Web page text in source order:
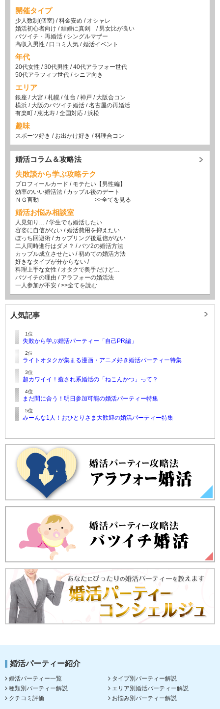
開催タイプ
少人数制(個室) /料金安め / オシャレ
婚活初心者向け /結婚に真剣 / 男女比が良い
バツイチ・再婚活 / シングルマザー
高収入男性 / 口コミ人気 /婚活イベント
年代
20代女性 /30代男性 /40代アラフォー世代
50代アラフィフ世代 / シニア向き
エリア
銀座 / 大宮 /札幌 /仙台 /神戸 / 大阪合コン
横浜 / 大阪のバツイチ婚活 /名古屋の再婚活
有楽町 /恵比寿 /全国対応 /浜松
趣味
スポーツ好き / お出かけ好き /料理合コン
婚活コラム＆攻略法
失敗談から学ぶ攻略テク
プロフィールカード / モテたい【男性編】
効率のいい婚活法 / カップル後のデート
ＮＧ言動
>>全てを見る
婚活お悩み相談室
人見知り… /学生でも婚活したい
容姿に自信がない /婚活費用を抑えたい
ぼっち回避術 / カップリング後返信がない
二人同時進行はダメ？ /バツ2の婚活方法
カップル成立させたい /初めての婚活方法
好きなタイプが分からない /
料理上手な女性 / オタクで奥手だけど…
バツイチの理由 / アラフォーの婚活法
一人参加が不安 />>全てを読む
人気記事
1位
失敗から学ぶ婚活パーティー「自己PR編」
2位
ライトオタクが集まる漫画・アニメ好き婚活パーティー特集
3位
超カワイイ！癒され系婚活の「ねこんかつ」って？
4位
まだ間に合う！明日参加可能の婚活パーティー特集
5位
みーんな1人！おひとりさま大歓迎の婚活パーティー特集
婚活パーティー紹介
婚活パーティー一覧
タイプ別パーティー解説
種類別パーティー解説
エリア別婚活パーティー解説
クチコミ評価
お悩み別パーティー解説